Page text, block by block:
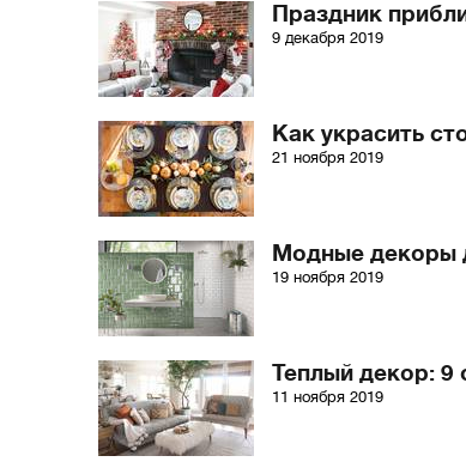
Праздник
9 декабря 2019
Как украсить
21 ноября 2019
Модные декоры
19 ноября 2019
Теплый декор: 9
11 ноября 2019